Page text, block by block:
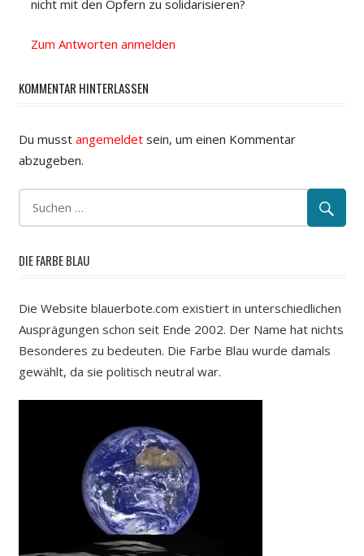
nicht mit den Opfern zu solidarisieren?
Zum Antworten anmelden
KOMMENTAR HINTERLASSEN
Du musst angemeldetsein, um einen Kommentar
abzugeben.
DIE FARBE BLAU
Die Website blauerbote.com existiert in unterschiedlichen
Ausprägungen schon seit Ende 2002. Der Name hat nichts
Besonderes zu bedeuten. Die Farbe Blau wurde damals
gewählt, da sie politisch neutral war.